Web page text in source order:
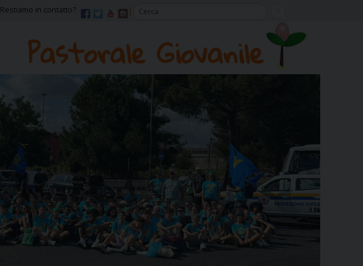
Restiamo in contatto?
Pastorale Giovanile